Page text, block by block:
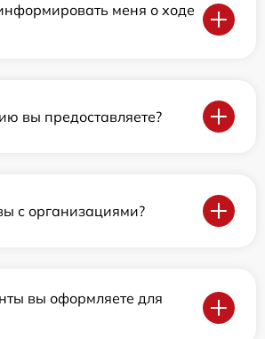
меня о ходе
вы предоставляете?
с организациями?
вы оформляете для